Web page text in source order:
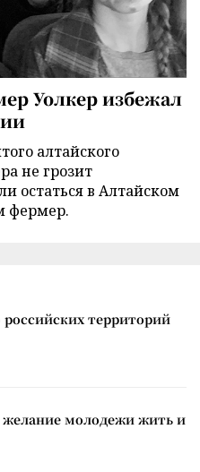
Уолкер избежал
алтайского
не грозит
остаться в Алтайском
фермер.
территорий
молодежи жить и